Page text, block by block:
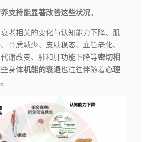
支持能显著改善这些状况。
老相关的变化与认知能力下降、肌
骨质减少、皮肤稳态、血管老化、
谢改变、肺和肝功能下降等密切相
身体机能的衰退也往往伴随着心理